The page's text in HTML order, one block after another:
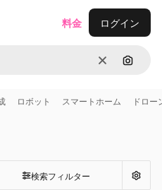
消去 画像で
料金 ログイン
ロボット スマートホーム ドロー
検索フィルター